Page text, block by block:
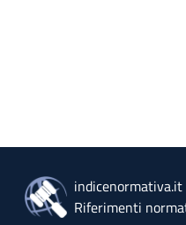
indicenormativa.it
Riferimenti